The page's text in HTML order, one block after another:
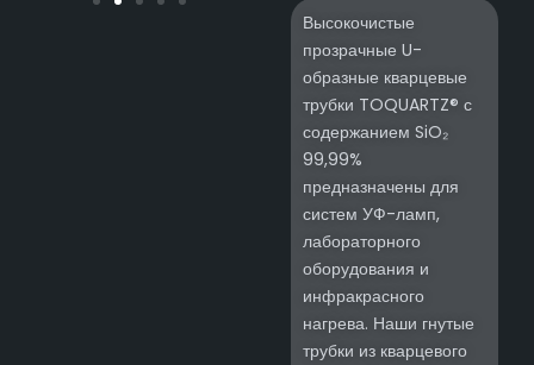
Высокочистые
прозрачные U-
образные кварцевые
трубки TOQUARTZ® с
содержанием SiO₂
99,99%
предназначены для
систем УФ-ламп,
лабораторного
оборудования и
инфракрасного
нагрева. Наши гнутые
трубки из кварцевого